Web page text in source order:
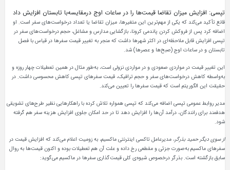
تپسی: افزایش میزان تقاضا قیمت‌ها را در ساعات اوج درمقایسه‌با تابستان افزایش داد
قانع تأکید می‌کند که یکی از مهم‌ترین این متغیرها، میزان تقاضا یا تعداد درخواست‌های سفر است. او
اضافه کرد پس از فروکش کردن پاندمی کرونا، بازگشایی مدارس و مشاغل، حجم درخواست‌های سفر در
تپسی افزایش قابل ملاحظه‌ای در اکثر شهرها داشت که منجر به تغییر قیمت سفرها در قیاس با فصل
تابستان و در ساعات اوج (صبح‌ها و عصرها) شد.
این تغییر قیمت در مواردی صعودی و در مواردی نزولی است، به‌طور مثال در همین تعطیلات چهار روزه و
به‌واسطه کاهش درخواست‌های سفر و حجم ترافیک، قیمت سفرهای تپسی کاهش محسوسی داشت. در
حقیقت این الگوریتم است که قیمت سفرها را تعیین می‌کند.
مدیر روابط عمومی تپسی اضافه می‌کند که تپسی همواره تلاش کرده‌ با راهکارهایی نظیر طرح‌های تشویقی
هدفمند برای رانندگان، درآمد آن‌ها را افزایش دهد تا در حد امکان جلوی افزایش هزینه سفر هم گرفته
شود.
از سوی دیگر حمید بذرگر، مدیرعامل تاکسی اینترنتی ماکسیم، به زومیت اعلام می‌کند که افزایش قیمت در
سفرهای ماکسیم به‌صورت جزئی و مقطعی رخ داده و علت آن هم تعطیلات بوده و اکنون قیمت‌ها به روال
سابق بازگشته است. بذرگر درخصوص شیوه‌ی کلی قیمت‌گذاری سفرها در ماکسیم می‌گوید: